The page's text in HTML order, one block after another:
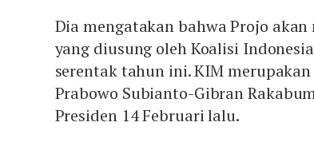
Dia mengatakan bahwa Projo
yang diusung oleh Koalisi
serentak tahun ini. KIM
Prabowo Subianto-Gibran
Presiden 14 Februari lalu.